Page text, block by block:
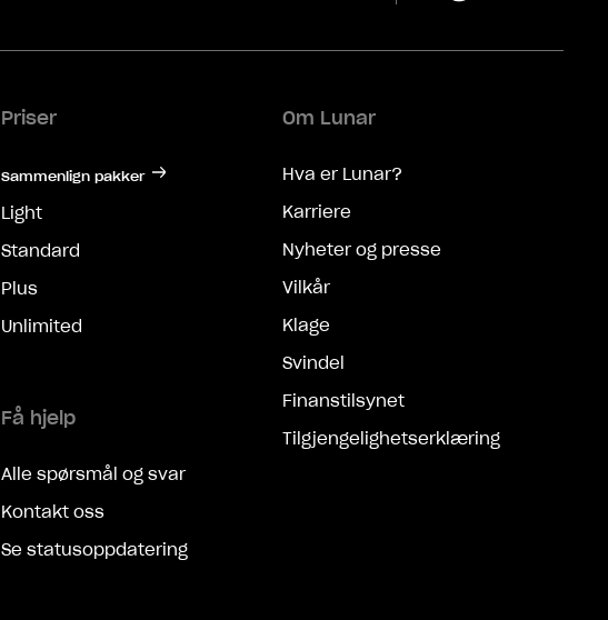
Priser
Sammenlign pakker
Light
Standard
Plus
Unlimited
Få hjelp
Alle spørsmål og svar
Kontakt oss
Se statusoppdatering
Om Lunar
Hva er Lunar?
Karriere
Nyheter og presse
Vilkår
Klage
Svindel
Finanstilsynet
Tilgjengelighetserklæring